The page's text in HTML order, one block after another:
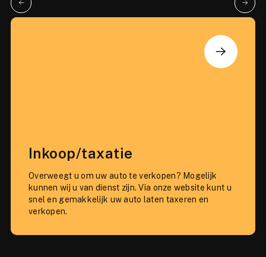
Inkoop/taxatie
Overweegt u om uw auto te verkopen? Mogelijk
kunnen wij u van dienst zijn. Via onze website kunt u
snel en gemakkelijk uw auto laten taxeren en
verkopen.